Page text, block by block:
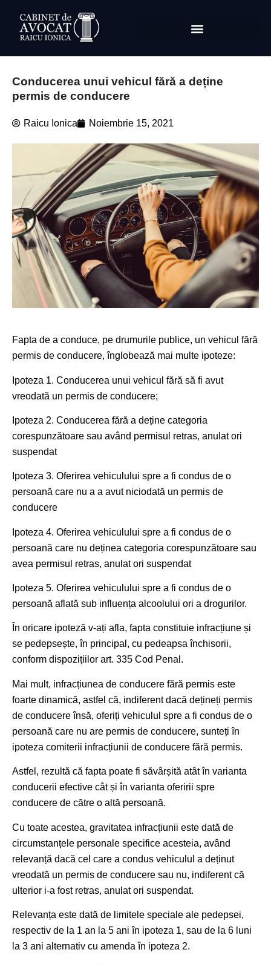
Conducerea unui vehicul fără a deține
permis de conducere
Raicu Ionica Noiembrie 15, 2021
Fapta de a conduce, pe drumurile publice, un vehicul fără
permis de conducere, înglobează mai multe ipoteze:
Ipoteza 1. Conducerea unui vehicul fără să fi avut
vreodată un permis de conducere;
Ipoteza 2. Conducerea fără a deține categoria
corespunzătoare sau având permisul retras, anulat ori
suspendat
Ipoteza 3. Oferirea vehiculului spre a fi condus de o
persoană care nu a a avut niciodată un permis de
conducere
Ipoteza 4. Oferirea vehiculului spre a fi condus de o
persoană care nu deținea categoria corespunzătoare sau
avea permisul retras, anulat ori suspendat
Ipoteza 5. Oferirea vehiculului spre a fi condus de o
persoană aflată sub influența alcoolului ori a drogurilor.
În oricare ipoteză v-ați afla, fapta constituie infracțiune și
se pedepsește, în principal, cu pedeapsa închisorii,
conform dispozițiilor art. 335 Cod Penal.
Mai mult, infracțiunea de conducere fără permis este
foarte dinamică, astfel că, indiferent dacă dețineți permis
de conducere însă, oferiți vehiculul spre a fi condus de o
persoană care nu are permis de conducere, sunteți în
ipoteza comiterii infracțiunii de conducere fără permis.
Astfel, rezultă că fapta poate fi săvârșită atât în varianta
conducerii efective cât și în varianta oferirii spre
conducere de către o altă persoană.
Cu toate acestea, gravitatea infracțiunii este dată de
circumstanțele personale specifice acesteia, având
relevanță dacă cel care a condus vehiculul a deținut
vreodată un permis de conducere sau nu, indiferent că
ulterior i-a fost retras, anulat ori suspendat.
Relevanța este dată de limitele speciale ale pedepsei,
respectiv de la 1 an la 5 ani în ipoteza 1, sau de la 6 luni
la 3 ani alternativ cu amenda în ipoteza 2.